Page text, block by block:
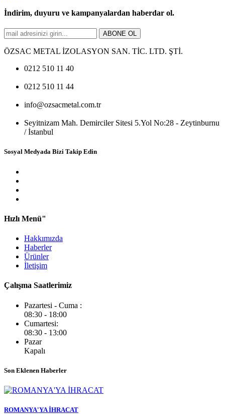
İndirim, duyuru ve kampanyalardan haberdar ol.
ABONE OL
ÖZSAC METAL İZOLASYON SAN. TİC. LTD. ŞTİ.
0212 510 11 40
0212 510 11 44
info@ozsacmetal.com.tr
Seyitnizam Mah. Demirciler Sitesi 5.Yol No:28 - Zeytinburnu
/ İstanbul
Sosyal Medyada Bizi Takip Edin
Hızlı Menü"
Hakkımızda
Haberler
Ürünler
İletişim
Çalışma Saatlerimiz
Pazartesi - Cuma :
08:30 - 18:00
Cumartesi:
08:30 - 13:00
Pazar
Kapalı
Son Eklenen Haberler
ROMANYA'YA İHRACAT